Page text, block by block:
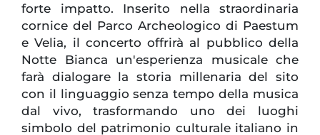
forte impatto. Inserito nella straordinaria
cornice del Parco Archeologico di Paestum
e Velia, il concerto offrirà al pubblico della
Notte Bianca un'esperienza musicale che
farà dialogare la storia millenaria del sito
con il linguaggio senza tempo della musica
dal vivo, trasformando uno dei luoghi
simbolo del patrimonio culturale italiano in